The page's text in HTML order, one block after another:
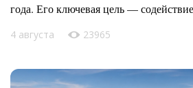
года. Его ключевая цель —
4 августа 23965